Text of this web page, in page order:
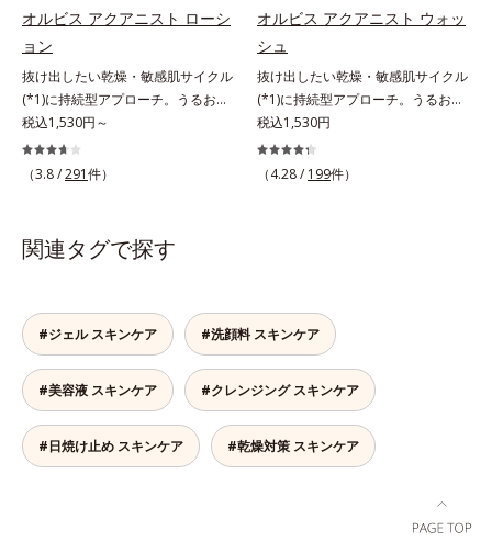
指します。無油分・無着色・無香
不使用(*5)・パラベンフリー、6つ
のフリー処方で徹底的に肌に寄り添
います。*1 乾燥と敏感をくり返す
こと*2 敏感肌対象連用テスト済
（すべての方のお肌に合うというこ
とではありません）*3 乾燥して敏
＝乾燥を防ぎ、うるおいに満ちた肌
へ導く保湿成分、植物由来アミノ酸
え、すこやかに保つ保湿成分、微生
物由来アミノ酸（エクトイン）配合
＝乱れた角層にうるおいを与え、肌
荒れを防ぐ保湿成分*5 ウォッシュ
を除くLM＝さっぱり高保湿タイプ
（脂性肌～普通肌）RM＝しっとり
高保湿タイプ（普通肌～超乾性肌）
アレルギーテスト済＝全ての方にア
指します。無油分・無着色・無香
不使用(*5)・パラベンフリー、6つ
のフリー処方で徹底的に肌に寄り添
います。*1 乾燥と敏感をくり返す
こと*2 敏感肌対象連用テスト済
（すべての方のお肌に合うというこ
とではありません）*3 乾燥して敏
え、すこやかに保つ保湿成分、微生
物由来アミノ酸（エクトイン）配合
＝乱れた角層にうるおいを与え、肌
荒れを防ぐ保湿成分*5 ウォッシュ
を除くLM＝さっぱり高保湿タイプ
（脂性肌～普通肌）RM＝しっとり
高保湿タイプ（普通肌～超乾性肌）
オルビス アクアニスト ローシ
ョン
抜け出したい乾燥・敏感肌サイクル
(*1)に持続型アプローチ。うるおい
を追求した敏感肌用保湿スキンケア
(*2)。うるおいを逃し、刺激を受け
やすい角層の“乾燥敏感スランプ
望の敏感肌用保湿スキンケアライン
「オルビス アクアニスト」。乾燥
合。もともと体内にあるアミノ酸は
異物として排出されにくく、肌にと
どまってうるおいを蓄えてくれま
す。刺激を受けやすくなった角層を
うるおいで満たし、脱・敏感肌を目
指します。無油分・無着色・無香
料・アルコールフリー・界面活性剤
税込1,530円～
（3.8 /291件）
オルビス アクアニスト ウォッ
シュ
抜け出したい乾燥・敏感肌サイクル
(*1)に持続型アプローチ。うるおい
を追求した敏感肌用保湿スキンケア
(*2)。うるおいを逃し、刺激を受け
やすい角層の“乾燥敏感スランプ
合。もともと体内にあるアミノ酸は
異物として排出されにくく、肌にと
どまってうるおいを蓄えてくれま
す。刺激を受けやすくなった角層を
うるおいで満たし、脱・敏感肌を目
指します。無油分・無着色・無香
料・アルコールフリー・パラベンフ
*2 敏感肌対象連用テスト済（すべ
税込1,530円
（4.28 / 199件）
関連タグで探す
#ジェル スキンケア #洗顔料 スキンケア
#美容液 スキンケア #クレンジング スキンケア
#日焼け止め スキンケア #乾燥対策 スキンケア